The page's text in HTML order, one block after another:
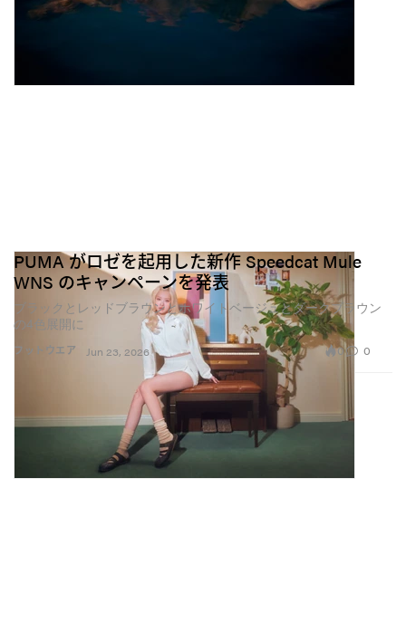
フットウエア
PUMA がロゼを起用した新作 Speedcat Mule
WNS のキャンペーンを発表
ブラックとレッドブラウンとホワイトベージュとダークブラウン
の4色展開に
Jun 23, 2026 0 0